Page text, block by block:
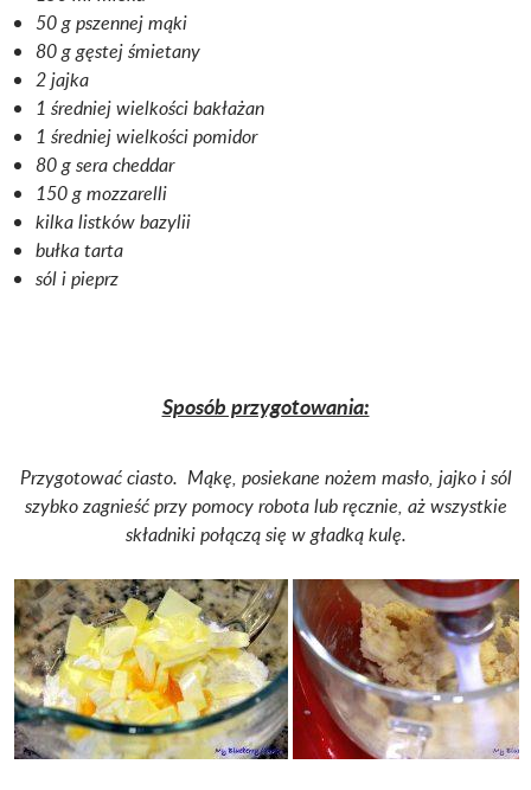
50 g pszennej mąki
80 g gęstej śmietany
2 jajka
1 średniej wielkości bakłażan
1 średniej wielkości pomidor
80 g sera cheddar
150 g mozzarelli
kilka listków bazylii
bułka tarta
sól i pieprz
Sposób przygotowania:
Przygotować ciasto. Mąkę, posiekane nożem masło, jajko i sól
szybko zagnieść przy pomocy robota lub ręcznie, aż wszystkie
składniki połączą się w gładką kulę.